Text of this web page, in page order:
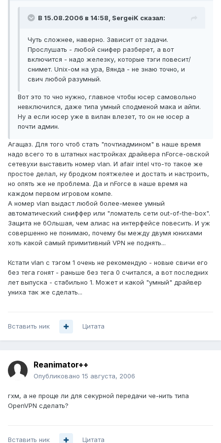
В 15.08.2006 в 14:58, SergeiK сказал:
Чуть сложнее, наверно. Зависит от задачи.
Прослушать - любой снифер разберет, а вот
включится - надо железку, которые тэги повесит/
снимет. Unix-ом на ура, Вянда - не знаю точно, и
свич любой разумный.
Вот это то чно нужно, главное чтобы юсер самовольно
невключился, даже типа умный сподменой мака и айпи.
Ну а если юсер уже в вилан влезет, то он не юсер а
почти админ.
Агащаз. Для того чтоб стать "почтиадмином" в наше время
надо всего то в штатных настройках драйвера nForce-овской
сетевухи выставить номер vlan. И afair intel что-то такое же
простое делал, ну бродком поятжелее и достать и настроить,
но опять же не проблема. Да и nForce в наше время на
каждом первом игровом компе.
А номер vlan выдаст любой более-менее умный
автоматический сниффер или "ломатель сети out-of-the-box".
Защита не бОльшая, чем алиас на интерфейсе повесить. И уж
совершенно не понимаю, почему бы между двумя юнихами
хоть какой самый примитивный VPN не поднять...
Кстати vlan с тэгом 1 очень не рекомендую - новые свичи его
без тега гонят - раньше без тега 0 считался, а вот последних
лет выпуска - стабильно 1. Может и какой "умный" драйвер
униха так же сделать...
Вставить ник Цитата
Reanimator++
Опубликовано 15 августа, 2006
гхм, а не проще ли для секурной передачи че-нить типа
OpenVPN сделать?
Вставить ник Цитата